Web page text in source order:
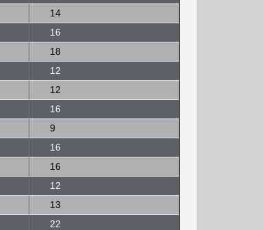
14
16
18
12
12
16
9
16
16
12
13
22